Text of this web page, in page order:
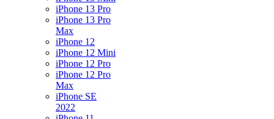
iPhone 13 Pro
iPhone 13 Pro
Max
iPhone 12
iPhone 12 Mini
iPhone 12 Pro
iPhone 12 Pro
Max
iPhone SE
2022